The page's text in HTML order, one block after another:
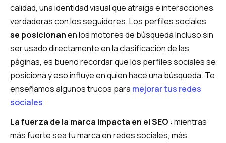
calidad, una identidad visual que atraiga e interacciones
verdaderas con los seguidores. Los perfiles sociales
se posicionanen los motores de búsqueda Incluso sin
ser usado directamente en la clasificación de las
páginas, es bueno recordar que los perfiles sociales se
posiciona y eso influye en quien hace una búsqueda. Te
enseñamos algunos trucos para mejorar tus redes
sociales.
La fuerza de la marca impacta en el SEO : mientras
más fuerte sea tu marca en redes sociales, más